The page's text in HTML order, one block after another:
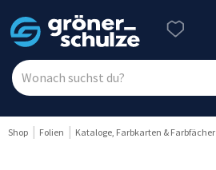
Shop Folien Kataloge, Farbkarten & Farbfächer